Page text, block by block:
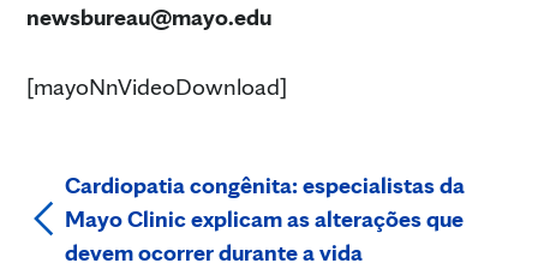
newsbureau@mayo.edu
[mayoNnVideoDownload]
Cardiopatia congênita: especialistas da
Mayo Clinic explicam as alterações que
devem ocorrer durante a vida